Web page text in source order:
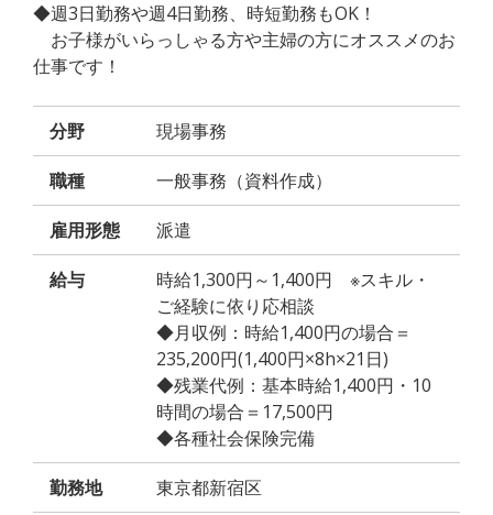
◆週3日勤務や週4日勤務、時短勤務もOK！
お子様がいらっしゃる方や主婦の方にオススメのお
仕事です！
分野 現場事務
職種 一般事務（資料作成）
雇用形態 派遣
給与
時給1,300円～1,400円 ※スキル・
ご経験に依り応相談
◆月収例：時給1,400円の場合＝
235,200円(1,400円×8h×21日)
◆残業代例：基本時給1,400円・10
時間の場合＝17,500円
◆各種社会保険完備
勤務地 東京都新宿区